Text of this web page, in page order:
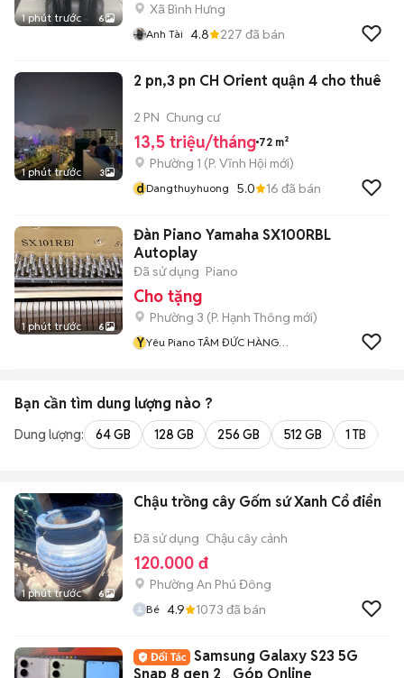
1 phút trước 6
Xã Bình Hưng
Anh Tài 4.8 227 đã bán
1 phút trước 3
2 pn,3 pn CH Orient quận 4 cho thuê
2 PN Chung cư
13,5 triệu/tháng 72 m²
Phường 1 (P. Vĩnh Hội mới)
dDangthuyhuong 5.0 16 đã bán
1 phút trước 6
Đàn Piano Yamaha SX100RBL
Autoplay
Đã sử dụng Piano
Cho tặng
Phường 3 (P. Hạnh Thông mới)
YYêu Piano TÂM ĐỨC HÀNG
Bạn cần tìm dung lượng nào ?
Dung lượng: 64 GB 128 GB 256 GB 512 GB 1 TB
1 phút trước 6
Chậu trồng cây Gốm sứ Xanh Cổ điển
Đã sử dụng Chậu cây cảnh
120.000 đ
Phường An Phú Đông
Bé 4.9 1073 đã bán
Samsung Galaxy S23 5G
Snap 8 gen 2 _Góp Online